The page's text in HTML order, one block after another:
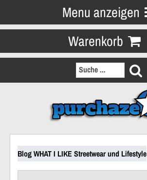
Menu anzeigen
Warenkorb
Blog WHAT I LIKE Streetwear und Lifestyle